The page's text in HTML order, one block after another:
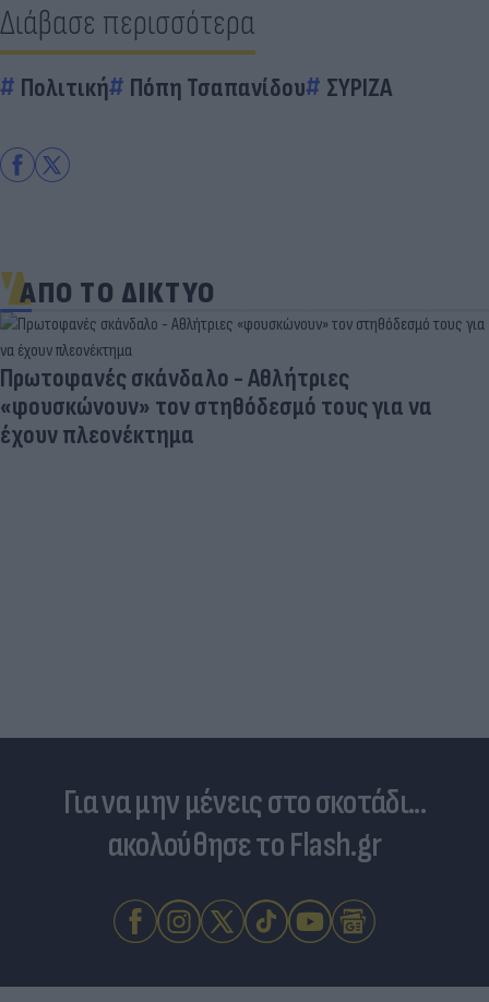
Διάβασε περισσότερα
Πολιτική Πόπη Τσαπανίδου ΣΥΡΙΖΑ
ΑΠΟ ΤΟ ΔΙΚΤΥΟ
Πρωτοφανές σκάνδαλο - Aθλήτριες
«φουσκώνουν» τον στηθόδεσμό τους για να
έχουν πλεονέκτημα
Για να μην μένεις στο σκοτάδι...
ακολούθησε το Flash.gr